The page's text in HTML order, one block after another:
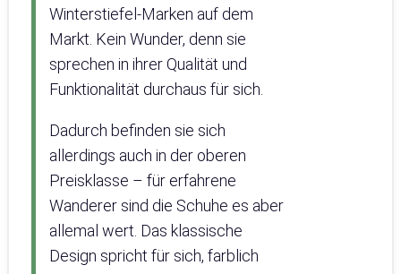
Winterstiefel-Marken auf dem
Markt. Kein Wunder, denn sie
sprechen in ihrer Qualität und
Funktionalität durchaus für sich.
Dadurch befinden sie sich
allerdings auch in der oberen
Preisklasse – für erfahrene
Wanderer sind die Schuhe es aber
allemal wert. Das klassische
Design spricht für sich, farblich